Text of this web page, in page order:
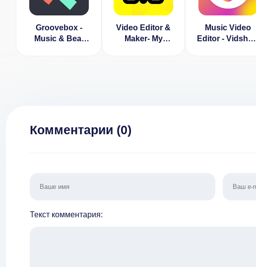
Groovebox -
Music & Beat
Video Editor &
Maker- My
Music Video
Editor - Vidshow
Комментарии (0)
Текст комментария: